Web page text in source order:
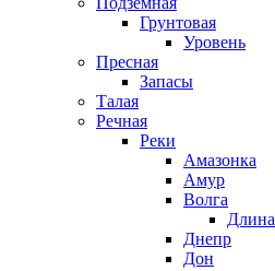
Грунтовая
Уровень
Пресная
Запасы
Талая
Речная
Реки
Амазонка
Амур
Волга
Длина
Днепр
Дон